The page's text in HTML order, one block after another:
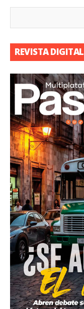
REVISTA DIGITAL